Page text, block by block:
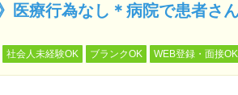
医療行為なし＊病院で患者さ
社会人未経験OK ブランクOK WEB登録・面接OK